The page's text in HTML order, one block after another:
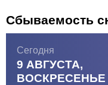
Сбываемость
Сегодня
9 АВГУСТА,
ВОСКРЕСЕНЬЕ